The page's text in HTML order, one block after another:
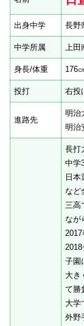
出身中学 長野
中学所属 上田
身長/体重 176
投打 右投
進路先
明治
明治
長打
中学
日
など
三高
なが
2017
子園
大き
て勝
大学
外野